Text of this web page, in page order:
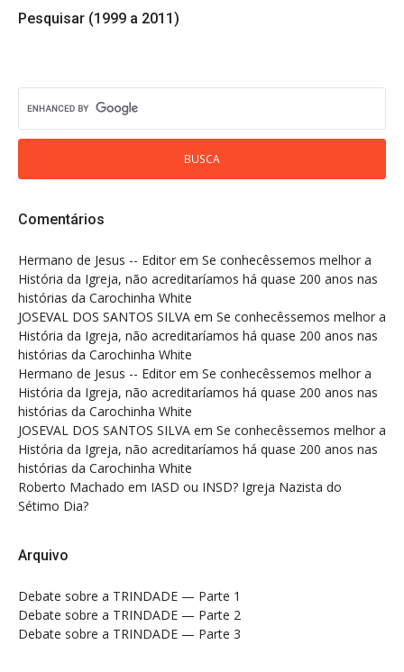
Pesquisar (1999 a 2011)
Comentários
Hermano de Jesus -- Editor em Se conhecêssemos melhor a
História da Igreja, não acreditaríamos há quase 200 anos nas
histórias da Carochinha White
JOSEVAL DOS SANTOS SILVA em Se conhecêssemos melhor a
História da Igreja, não acreditaríamos há quase 200 anos nas
histórias da Carochinha White
Hermano de Jesus -- Editor em Se conhecêssemos melhor a
História da Igreja, não acreditaríamos há quase 200 anos nas
histórias da Carochinha White
JOSEVAL DOS SANTOS SILVA em Se conhecêssemos melhor a
História da Igreja, não acreditaríamos há quase 200 anos nas
histórias da Carochinha White
Roberto Machado em IASD ou INSD? Igreja Nazista do
Sétimo Dia?
Arquivo
Debate sobre a TRINDADE — Parte 1
Debate sobre a TRINDADE — Parte 2
Debate sobre a TRINDADE — Parte 3